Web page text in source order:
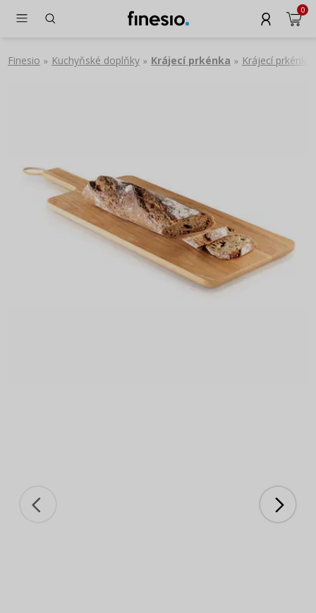
0
Finesio » Kuchyňské doplňky » Krájecí prkénka » Krájecí